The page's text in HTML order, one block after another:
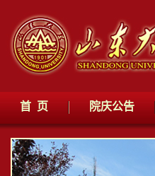
首 页 院庆公告